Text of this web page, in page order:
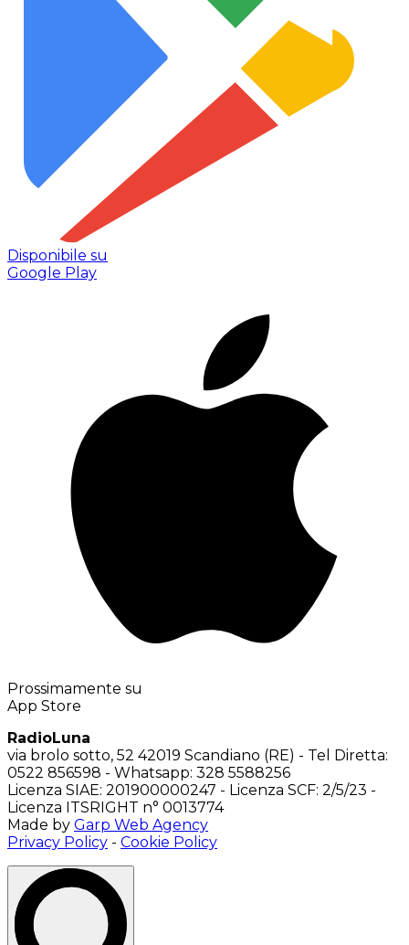
Disponibile su
Google Play
Prossimamente su
App Store
RadioLuna
via brolo sotto, 52 42019 Scandiano (RE) - Tel Diretta:
0522 856598 - Whatsapp: 328 5588256
Licenza SIAE: 201900000247 - Licenza SCF: 2/5/23 -
Licenza ITSRIGHT n° 0013774
Made by Garp Web Agency
Privacy Policy - Cookie Policy